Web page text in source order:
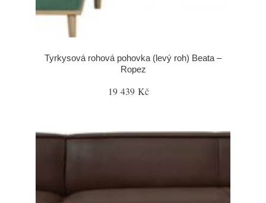
Tyrkysová rohová pohovka (levý roh) Beata –
Ropez
19 439 Kč